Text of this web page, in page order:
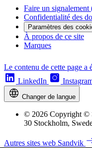
Faire un signalement
Confidentialité des
Paramètres des
À propos de ce site
Marques
Le contenu de cette page
LinkedIn
Changer de langue
© 2026 Copyright ©
30 Stockholm,
Autres sites web Sandvik